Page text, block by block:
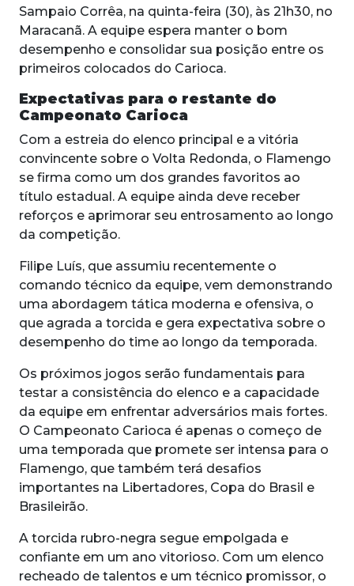
Sampaio Corrêa, na quinta-feira (30), às 21h30, no
Maracanã. A equipe espera manter o bom
desempenho e consolidar sua posição entre os
primeiros colocados do Carioca.
Expectativas para o restante do
Campeonato Carioca
Com a estreia do elenco principal e a vitória
convincente sobre o Volta Redonda, o Flamengo
se firma como um dos grandes favoritos ao
título estadual. A equipe ainda deve receber
reforços e aprimorar seu entrosamento ao longo
da competição.
Filipe Luís, que assumiu recentemente o
comando técnico da equipe, vem demonstrando
uma abordagem tática moderna e ofensiva, o
que agrada a torcida e gera expectativa sobre o
desempenho do time ao longo da temporada.
Os próximos jogos serão fundamentais para
testar a consistência do elenco e a capacidade
da equipe em enfrentar adversários mais fortes.
O Campeonato Carioca é apenas o começo de
uma temporada que promete ser intensa para o
Flamengo, que também terá desafios
importantes na Libertadores, Copa do Brasil e
Brasileirão.
A torcida rubro-negra segue empolgada e
confiante em um ano vitorioso. Com um elenco
recheado de talentos e um técnico promissor, o